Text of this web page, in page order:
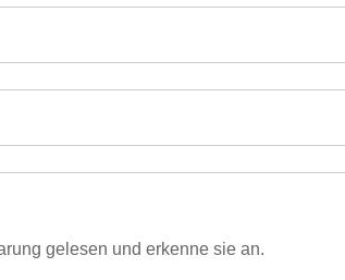
gelesen und erkenne sie an.